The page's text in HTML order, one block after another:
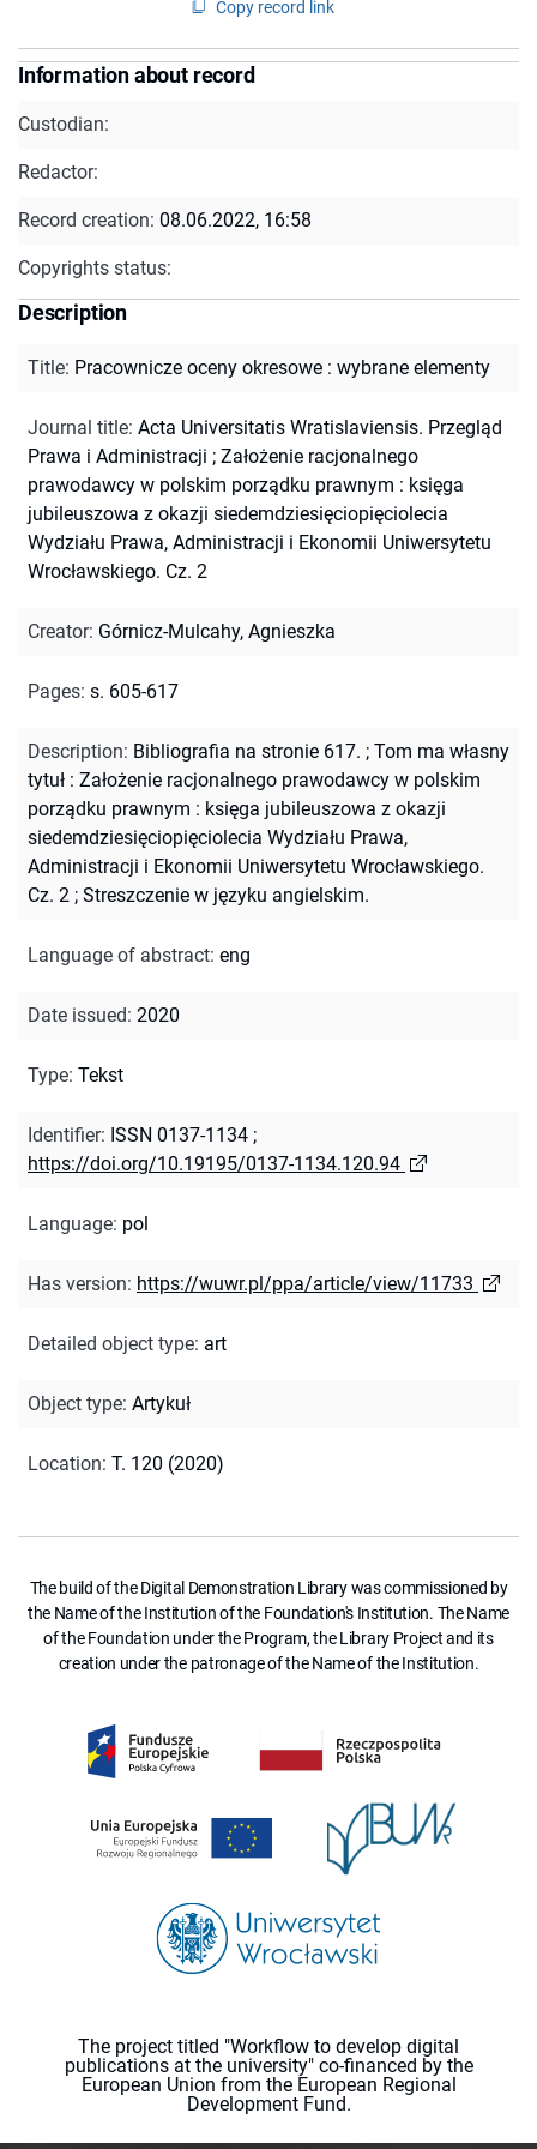
Copy record link
Information about record
Custodian:
Redactor:
Record creation: 08.06.2022, 16:58
Copyrights status:
Description
Title: Pracownicze oceny okresowe : wybrane elementy
Journal title: Acta Universitatis Wratislaviensis. Przegląd
Prawa i Administracji ; Założenie racjonalnego
prawodawcy w polskim porządku prawnym : księga
jubileuszowa z okazji siedemdziesięciopięciolecia
Wydziału Prawa, Administracji i Ekonomii Uniwersytetu
Wrocławskiego. Cz. 2
Creator: Górnicz-Mulcahy, Agnieszka
Pages: s. 605-617
Description: Bibliografia na stronie 617. ; Tom ma własny
tytuł : Założenie racjonalnego prawodawcy w polskim
porządku prawnym : księga jubileuszowa z okazji
siedemdziesięciopięciolecia Wydziału Prawa,
Administracji i Ekonomii Uniwersytetu Wrocławskiego.
Cz. 2 ; Streszczenie w języku angielskim.
Language of abstract: eng
Date issued: 2020
Type: Tekst
Identifier: ISSN 0137-1134 ;
https://doi.org/10.19195/0137-1134.120.94
Language: pol
Has version: https://wuwr.pl/ppa/article/view/11733
Detailed object type: art
Object type: Artykuł
Location: T. 120 (2020)
The build of the Digital Demonstration Library was commissioned by
the Name of the Institution of the Foundation's Institution. The Name
of the Foundation under the Program, the Library Project and its
creation under the patronage of the Name of the Institution.
The project titled "Workflow to develop digital
publications at the university" co-financed by the
European Union from the European Regional
Development Fund.